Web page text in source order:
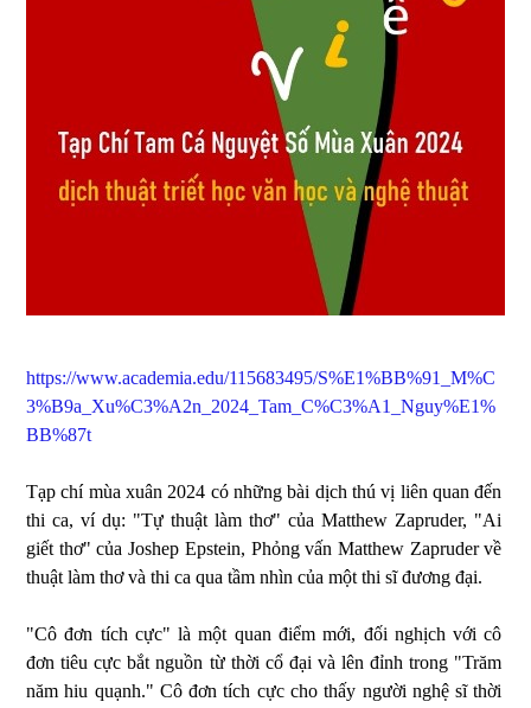
https://www.academia.edu/115683495/S%E1%BB%91_M%C
3%B9a_Xu%C3%A2n_2024_Tam_C%C3%A1_Nguy%E1%
BB%87t
Tạp chí mùa xuân 2024 có những bài dịch thú vị liên quan đến
thi ca, ví dụ: "Tự thuật làm thơ" của Matthew Zapruder, "Ai
giết thơ" của Joshep Epstein, Phỏng vấn Matthew Zapruder về
thuật làm thơ và thi ca qua tầm nhìn của một thi sĩ đương đại.
"Cô đơn tích cực" là một quan điểm mới, đối nghịch với cô
đơn tiêu cực bắt nguồn từ thời cổ đại và lên đỉnh trong "Trăm
năm hiu quạnh." Cô đơn tích cực cho thấy người nghệ sĩ thời